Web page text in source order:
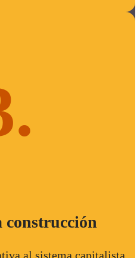
construcción
al sistema capitalista